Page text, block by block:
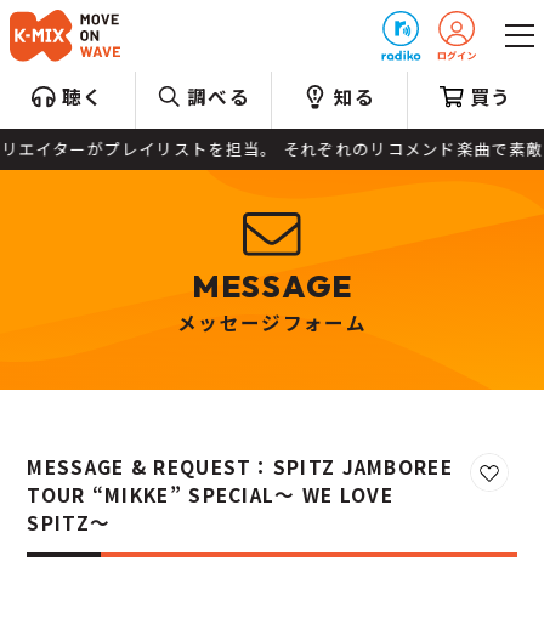
聴く 調べる 知る 買う
イターがプレイリストを担当。 それぞれのリコメンド楽曲で素敵
MESSAGE
メッセージフォーム
MESSAGE & REQUEST：SPITZ JAMBOREE
TOUR “MIKKE” SPECIAL～ WE LOVE
SPITZ～